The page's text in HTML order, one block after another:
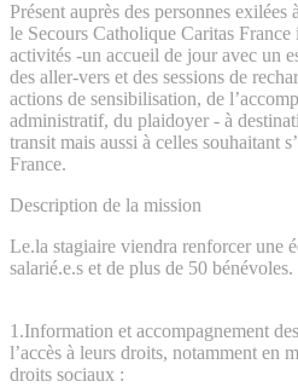
Présent auprès des personnes
le Secours Catholique Caritas
activités -un accueil de jour avec un
des aller-vers et des sessions de
actions de sensibilisation, de
administratif, du plaidoyer - à
transit mais aussi à celles souhaitant
France.
Description de la mission
Le.la stagiaire viendra renforcer une
salarié.e.s et de plus de 50
1.Information et accompagnement
l’accès à leurs droits, notamment en
droits sociaux :